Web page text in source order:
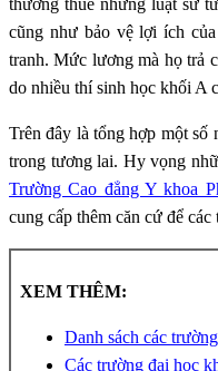
cũng như bảo vệ lợi ích
tranh. Mức lương mà họ trả
do nhiều thí sinh học khối A
Trên đây là tổng hợp một số
trong tương lai. Hy vọng
Trường Cao đẳng Y khoa
cung cấp thêm căn cứ để
XEM THÊM:
Danh sách các
Các trường đại học